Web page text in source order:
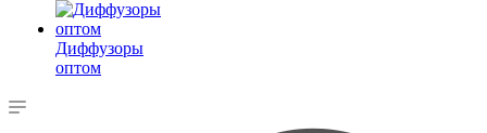
Диффузоры
оптом